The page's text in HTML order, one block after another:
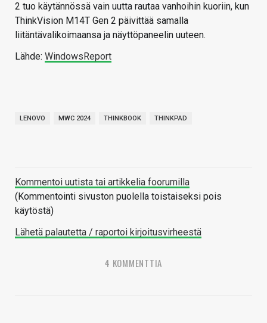
2 tuo käytännössä vain uutta rautaa vanhoihin kuoriin, kun
ThinkVision M14T Gen 2 päivittää samalla
liitäntävalikoimaansa ja näyttöpaneelin uuteen.
Lähde: WindowsReport
LENOVO MWC 2024 THINKBOOK THINKPAD
Kommentoi uutista tai artikkelia foorumilla
(Kommentointi sivuston puolella toistaiseksi pois
käytöstä)
Lähetä palautetta / raportoi kirjoitusvirheestä
4 KOMMENTTIA